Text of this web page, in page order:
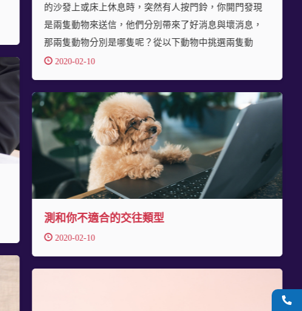
的沙發上或床上休息時，突然有人按門鈴，你開門發現
是兩隻動物來送信，他們分別帶來了好消息與壞消息，
那兩隻動物分別是哪隻呢？從以下動物中挑選兩隻動
2020-02-10
測和你不適合的交往類型
2020-02-10